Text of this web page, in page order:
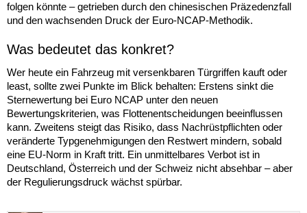
folgen könnte – getrieben durch den chinesischen Präzedenzfall
und den wachsenden Druck der Euro-NCAP-Methodik.
Was bedeutet das konkret?
Wer heute ein Fahrzeug mit versenkbaren Türgriffen kauft oder
least, sollte zwei Punkte im Blick behalten: Erstens sinkt die
Sternewertung bei Euro NCAP unter den neuen
Bewertungskriterien, was Flottenentscheidungen beeinflussen
kann. Zweitens steigt das Risiko, dass Nachrüstpflichten oder
veränderte Typgenehmigungen den Restwert mindern, sobald
eine EU-Norm in Kraft tritt. Ein unmittelbares Verbot ist in
Deutschland, Österreich und der Schweiz nicht absehbar – aber
der Regulierungsdruck wächst spürbar.